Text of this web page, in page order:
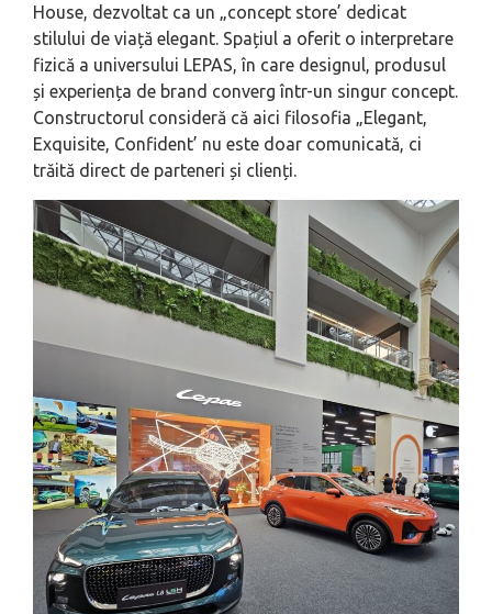
House, dezvoltat ca un „concept store’ dedicat
stilului de viață elegant. Spațiul a oferit o interpretare
fizică a universului LEPAS, în care designul, produsul
și experiența de brand converg într-un singur concept.
Constructorul consideră că aici filosofia „Elegant,
Exquisite, Confident’ nu este doar comunicată, ci
trăită direct de parteneri și clienți.